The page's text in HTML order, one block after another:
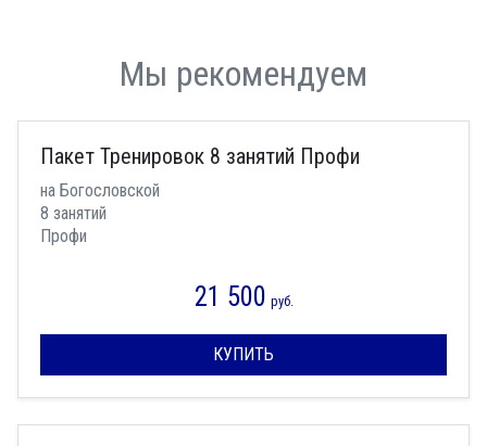
Мы рекомендуем
Пакет Тренировок 8 занятий Профи
на Богословской
8 занятий
Профи
21 500 руб.
КУПИТЬ